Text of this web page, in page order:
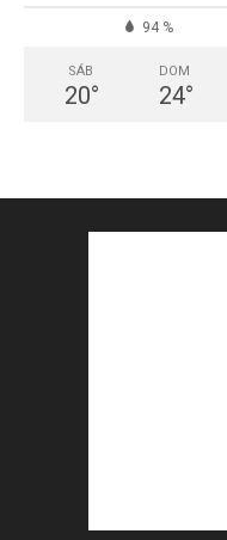
94 %
SÁB
20°
DOM
24°